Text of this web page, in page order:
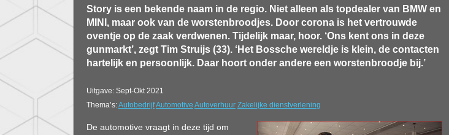
Story is een bekende naam in de regio. Niet alleen als topdealer van BMW en
MINI, maar ook van de worstenbroodjes. Door corona is het vertrouwde
oventje op de zaak verdwenen. Tijdelijk maar, hoor. ‘Ons kent ons in deze
gunmarkt’, zegt Tim Struijs (33). ‘Het Bossche wereldje is klein, de contacten
hartelijk en persoonlijk. Daar hoort onder andere een worstenbroodje bij.’
Uitgave: Sept-Okt 2021
Thema’s:AutobedrijfAutomotive Autoverhuur Zakelijke dienstverlening
De automotive vraagt in deze tijd om